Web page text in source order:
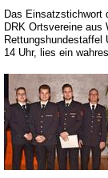
Das Einsatzstichwort
DRK Ortsvereine aus
Rettungshundestaffel
14 Uhr, lies ein